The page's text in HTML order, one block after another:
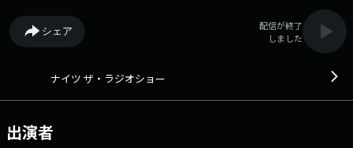
をお届け！ ▼13:40頃：曜日替わりのネタコーナー、木曜日はリスナー
と電話繋ぎで音楽クイズを出題！「くちミュージッククイズショ
ー」！ ▼14:00～：ゲストと一緒に笑いをお届けする「ザ・ゲストシ
替わりのコーナーは、動物大好き菊地由美さんがワイドショー風に世界中
が演じる胸キュンラジオドラマ「アオはるかな？」 「ザ・ラジオショ
ー」“笑い”にこだわってお届けします！ パーソナリティは月曜～木曜は
シェア
配信が終了
しました
ナイツ ザ・ラジオショー
出演者